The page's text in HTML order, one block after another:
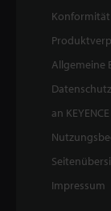
Allgemeine
Datenschutz
an
Impressum